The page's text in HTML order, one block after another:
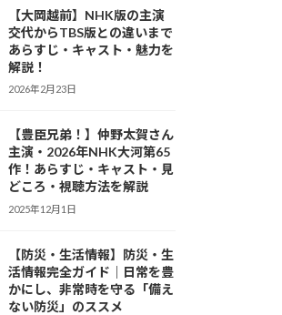
【大岡越前】NHK版の主演
交代からTBS版との違いまで
あらすじ・キャスト・魅力を
解説！
2026年2月23日
【豊臣兄弟！】仲野太賀さん
主演・2026年NHK大河第65
作！あらすじ・キャスト・見
どころ・視聴方法を解説
2025年12月1日
【防災・生活情報】防災・生
活情報完全ガイド｜日常を豊
かにし、非常時を守る「備え
ない防災」のススメ